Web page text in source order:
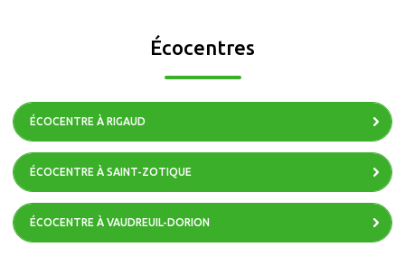
Écocentres
ÉCOCENTRE À RIGAUD
ÉCOCENTRE À SAINT-ZOTIQUE
ÉCOCENTRE À VAUDREUIL-DORION